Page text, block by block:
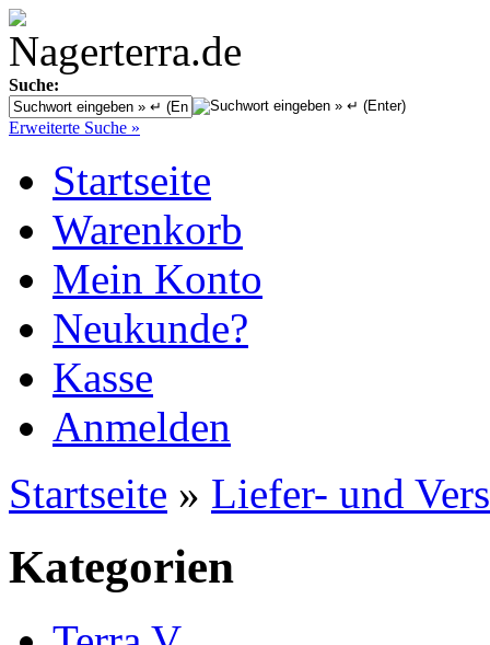
Suche:
Erweiterte Suche »
Startseite
Warenkorb
Mein Konto
Neukunde?
Kasse
Anmelden
Startseite » Liefer- und
Kategorien